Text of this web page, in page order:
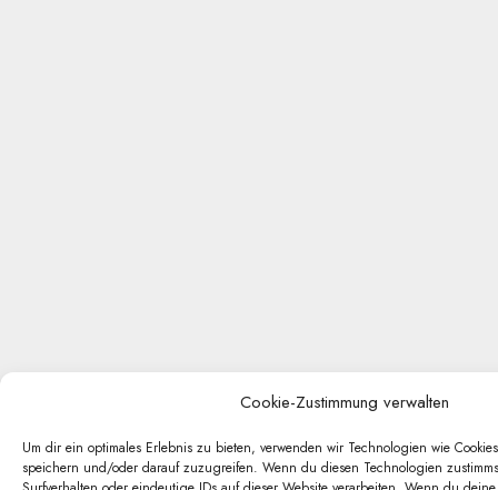
Cookie-Zustimmung verwalten
Um dir ein optimales Erlebnis zu bieten, verwenden wir Technologien wie
speichern und/oder darauf zuzugreifen. Wenn du diesen Technologien